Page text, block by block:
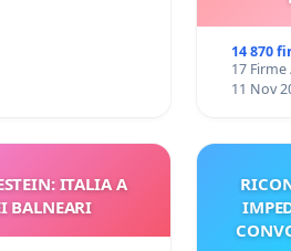
14 870
17
11 Nov
ITALIA A
BALNEARI